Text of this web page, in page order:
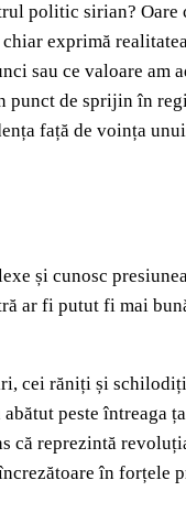
politic sirian?
exprimă
sau ce valoare
de sprijin în
față de voința
și cunosc
ar fi putut fi mai
cei răniți și
peste
reprezintă
în forțele